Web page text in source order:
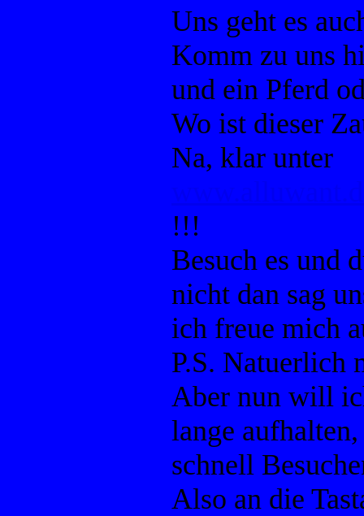
Uns geht es
Komm zu uns
und ein Pferd
Wo ist dieser
Na, klar unter
!!!
Besuch es und
nicht dan sag
ich freue mich
P.S. Natuerlich
Aber nun will
lange
schnell
Also an die